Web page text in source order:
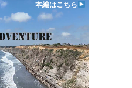
本編はこちら